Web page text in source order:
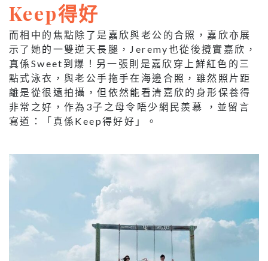
Keep得好
而相中的焦點除了是嘉欣與老公的合照，嘉欣亦展
示了她的一雙逆天長腿，Jeremy也從後攬實嘉欣，
真係Sweet到爆！另一張則是嘉欣穿上鮮紅色的三
點式泳衣，與老公手拖手在海邊合照，雖然照片距
離是從很遠拍攝，但依然能看清嘉欣的身形保養得
非常之好，作為3子之母令唔少網民羨慕 ，並留言
寫道：「真係Keep得好好」。